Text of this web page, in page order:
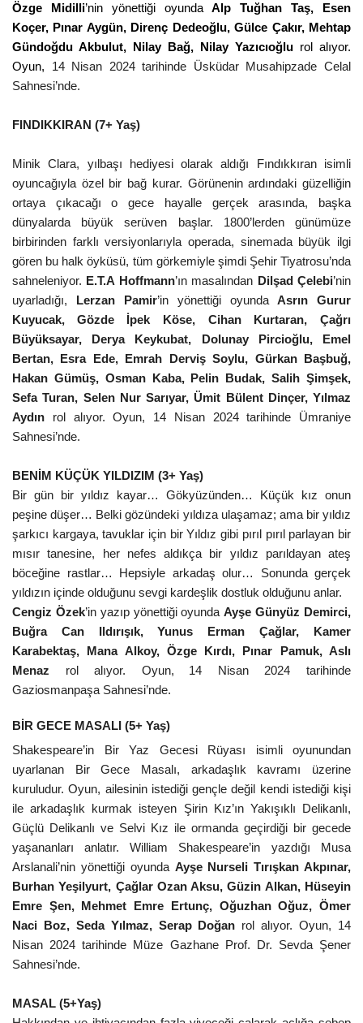
Özge Midilli’nin yönettiği oyundaAlp Tuğhan Taş, Esen
Koçer, Pınar Aygün, Direnç Dedeoğlu, Gülce Çakır, Mehtap
Gündoğdu Akbulut, Nilay Bağ, Nilay Yazıcıoğlu rol alıyor.
Oyun, 14 Nisan 2024 tarihinde Üsküdar Musahipzade Celal
Sahnesi’nde.
FINDIKKIRAN (7+ Yaş)
Minik Clara, yılbaşı hediyesi olarak aldığı Fındıkkıran isimli
oyuncağıyla özel bir bağ kurar. Görünenin ardındaki güzelliğin
ortaya çıkacağı o gece hayalle gerçek arasında, başka
dünyalarda büyük serüven başlar. 1800’lerden günümüze
birbirinden farklı versiyonlarıyla operada, sinemada büyük ilgi
gören bu halk öyküsü, tüm görkemiyle şimdi Şehir Tiyatrosu’nda
sahneleniyor. E.T.A Hoffmann’ın masalından Dilşad Çelebi’nin
uyarladığı, Lerzan Pamir’in yönettiği oyunda
Asrın Gurur
Kuyucak,
Gözde İpek Köse, Cihan Kurtaran, Çağrı
Büyüksayar, Derya Keykubat, Dolunay Pircioğlu, Emel
Bertan, Esra Ede, Emrah Derviş Soylu, Gürkan Başbuğ,
Hakan Gümüş, Osman Kaba, Pelin Budak, Salih Şimşek,
Sefa Turan, Selen Nur Sarıyar, Ümit Bülent Dinçer, Yılmaz
Aydın rol alıyor. Oyun, 14 Nisan 2024 tarihinde Ümraniye
Sahnesi’nde.
BENİM KÜÇÜK YILDIZIM (3+ Yaş)
Bir gün bir yıldız kayar… Gökyüzünden… Küçük kız onun
peşine düşer… Belki gözündeki yıldıza ulaşamaz; ama bir yıldız
şarkıcı kargaya, tavuklar için bir Yıldız gibi pırıl pırıl parlayan bir
mısır tanesine, her nefes aldıkça bir yıldız parıldayan ateş
böceğine rastlar… Hepsiyle arkadaş olur… Sonunda gerçek
yıldızın içinde olduğunu sevgi kardeşlik dostluk olduğunu anlar.
Cengiz Özek’in yazıp yönettiği oyundaAyşe Günyüz Demirci,
Buğra Can Ildırışık, Yunus Erman Çağlar, Kamer
Karabektaş, Mana Alkoy, Özge Kırdı, Pınar Pamuk, Aslı
Menaz rol alıyor. Oyun,
14 Nisan 2024 tarihinde
Gaziosmanpaşa Sahnesi’nde.
BİR GECE MASALI (5+ Yaş)
Shakespeare’in Bir Yaz Gecesi Rüyası isimli oyunundan
uyarlanan Bir Gece Masalı, arkadaşlık kavramı üzerine
kuruludur. Oyun, ailesinin istediği gençle değil kendi istediği kişi
ile arkadaşlık kurmak isteyen Şirin Kız’ın Yakışıklı Delikanlı,
Güçlü Delikanlı ve Selvi Kız ile ormanda geçirdiği bir gecede
yaşananları anlatır.
William Shakespeare’in yazdığı Musa
Arslanali’nin yönettiği oyunda Ayşe Nurseli Tırışkan Akpınar,
Burhan Yeşilyurt, Çağlar Ozan Aksu, Güzin Alkan, Hüseyin
Emre Şen, Mehmet Emre Ertunç, Oğuzhan Oğuz, Ömer
Naci Boz, Seda Yılmaz, Serap Doğan rol alıyor. Oyun, 14
Nisan 2024 tarihinde Müze Gazhane Prof. Dr. Sevda Şener
Sahnesi’nde.
MASAL (5+Yaş)